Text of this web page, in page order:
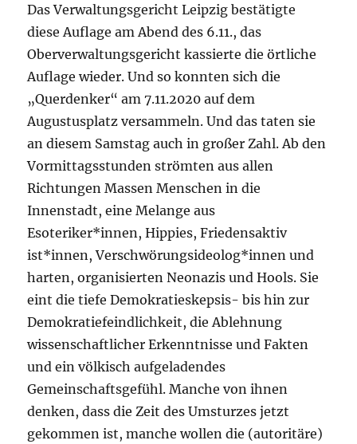
Das Verwaltungsgericht Leipzig bestätigte
diese Auflage am Abend des 6.11., das
Oberverwaltungsgericht kassierte die örtliche
Auflage wieder. Und so konnten sich die
„Querdenker“ am 7.11.2020 auf dem
Augustusplatz versammeln. Und das taten sie
an diesem Samstag auch in großer Zahl. Ab den
Vormittagsstunden strömten aus allen
Richtungen Massen Menschen in die
Innenstadt, eine Melange aus
Esoteriker*innen, Hippies, Friedensaktiv
ist*innen, Verschwörungsideolog*innen und
harten, organisierten Neonazis und Hools. Sie
eint die tiefe Demokratieskepsis- bis hin zur
Demokratiefeindlichkeit, die Ablehnung
wissenschaftlicher Erkenntnisse und Fakten
und ein völkisch aufgeladendes
Gemeinschaftsgefühl. Manche von ihnen
denken, dass die Zeit des Umsturzes jetzt
gekommen ist, manche wollen die (autoritäre)